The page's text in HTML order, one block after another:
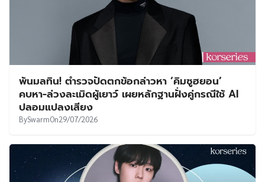
พ้นมลทิน! ตำรวจปัดตกข้อกล่าวหา ‘คิมซูฮยอน’
คบหา-ล่วงละเมิดผู้เยาว์ เผยหลักฐานฝั่งคู่กรณีใช้ AI
ปลอมแปลงเสียง
BySwarmOn29/07/2026